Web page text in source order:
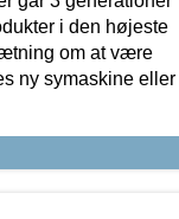
i den højeste
om at være
ny symaskine eller